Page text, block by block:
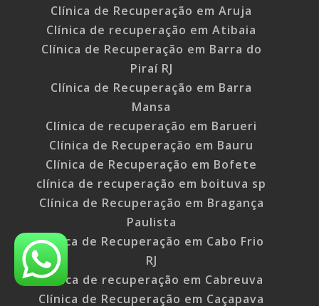
Clínica de Recuperação em Aruja
Clínica de recuperação em Atibaia
Clínica de Recuperação em Barra do
Piraí RJ
Clínica de Recuperação em Barra
Mansa
Clínica de recuperação em Barueri
Clínica de Recuperação em Bauru
Clínica de Recuperação em Bofete
clínica de recuperação em boituva sp
Clínica de Recuperação em Bragança
Paulista
Clínica de Recuperação em Cabo Frio
RJ
Clínica de recuperação em Cabreuva
Clínica de Recuperação em Caçapava